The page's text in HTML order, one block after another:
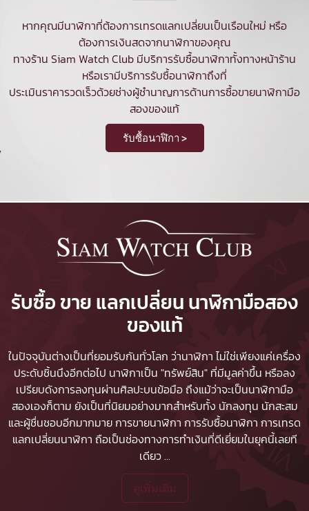
หากคุณมีนาฬิกาที่ต้องการเทรดแลกเปลี่ยนเป็นเรือนใหม่ หรือ
ต้องการเงินสดจากนาฬิกาของคุณ
ทางร้าน Siam Watch Club มีบริการรับซื้อนาฬิกาทั้งทางหน้าร้าน
หรือเรามีบริการรับซื้อนาฬิกาถึงที่
ประเมินราคารวดเร็วด้วยช่างผู้ชำนาญการด้านการซื้อขายนาฬิกามือ
สองของแท้
รับซื้อนาฬิกา >
รับซื้อ ขาย แลกเปลี่ยน นาฬิกามือสอง
ของแท้
ในปัจจุบันต่างเป็นที่ยอมรับกันทั่วโลก ว่านาฬิกา ไม่ใช่เพียงแค่เครื่อง
ประดับชิ้นนึงอีกต่อไป นาฬิกาเป็น "ทรัพย์สิน" ที่มีมูลค่าขึ้น หรือลง
เปรียบดังการลงทุนผ่านศิลปะบนข้อมือ ถึงแม้ว่าจะเป็นนาฬิกามือ
สองเองก็ตาม ยังเป็นที่นิยมอย่างมากสำหรับทั้ง นักลงทุน นักสะสม
และผู้ชื่นชอบอีกมากมายการขายนาฬิกา การรับซื้อนาฬิกา การเทรด
แลกเปลี่ยนนาฬิกา ถือเป็นช่องทางการทำเงินที่ดีเยี่ยมในยุคนี้เลยที
เดียว...
ดูเพิ่มเติม